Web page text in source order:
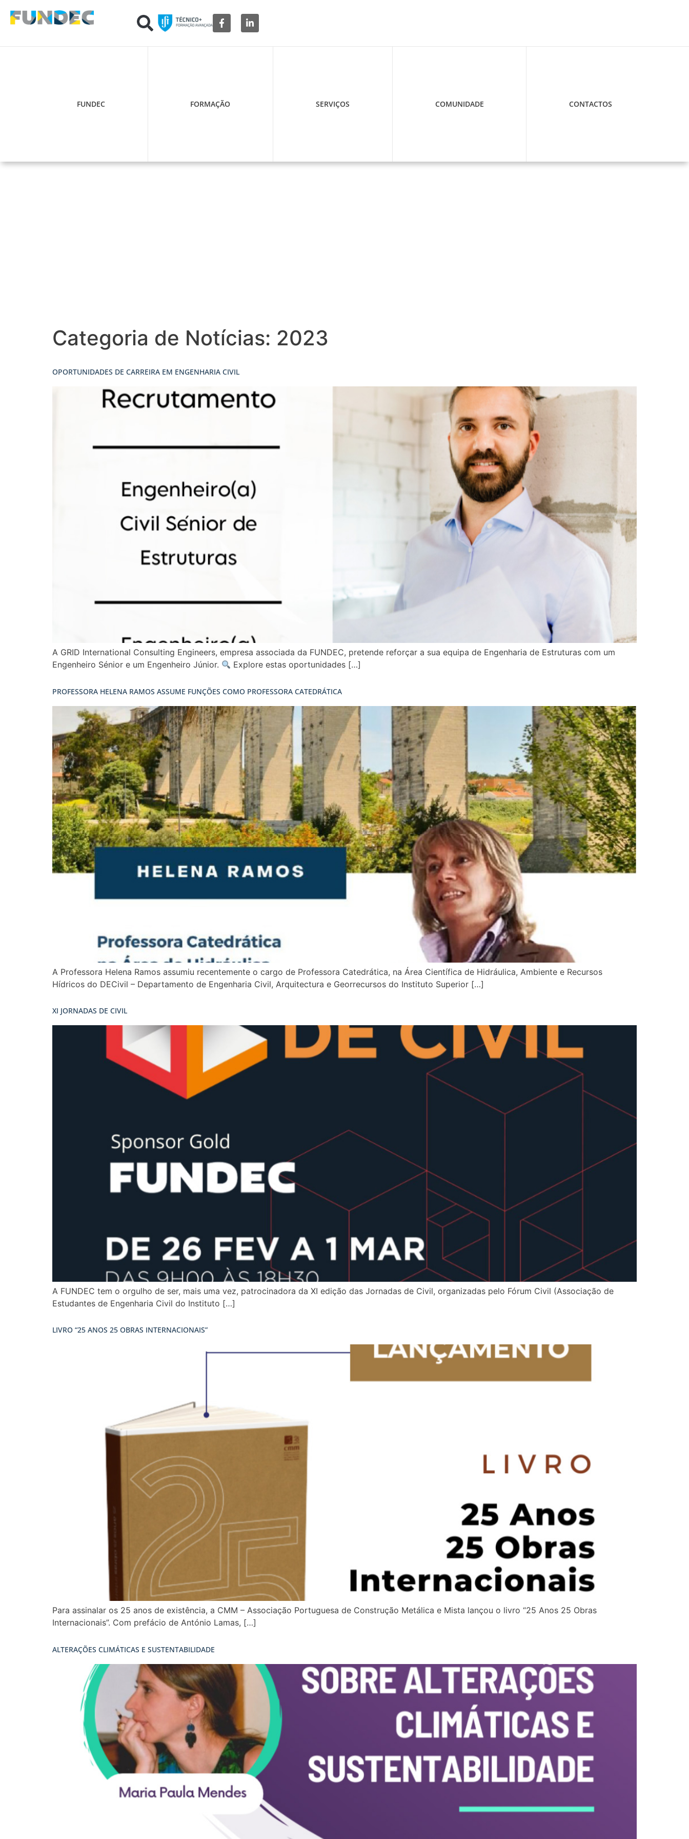
FUNDEC FORMAÇÃO SERVIÇOS COMUNIDADE CONTACTOS
Categoria de Notícias: 2023
OPORTUNIDADES DE CARREIRA EM ENGENHARIA CIVIL
A GRID International Consulting Engineers, empresa associada da FUNDEC, pretende reforçar a sua equipa de Engenharia de Estruturas com um
Engenheiro Sénior e um Engenheiro Júnior.
Explore estas oportunidades […]
PROFESSORA HELENA RAMOS ASSUME FUNÇÕES COMO PROFESSORA CATEDRÁTICA
A Professora Helena Ramos assumiu recentemente o cargo de Professora Catedrática, na Área Científica de Hidráulica, Ambiente e Recursos
Hídricos do DECivil – Departamento de Engenharia Civil, Arquitectura e Georrecursos do Instituto Superior […]
XI JORNADAS DE CIVIL
A FUNDEC tem o orgulho de ser, mais uma vez, patrocinadora da XI edição das Jornadas de Civil, organizadas pelo Fórum Civil (Associação de
Estudantes de Engenharia Civil do Instituto […]
LIVRO “25 ANOS 25 OBRAS INTERNACIONAIS”
Para assinalar os 25 anos de existência, a CMM – Associação Portuguesa de Construção Metálica e Mista lançou o livro “25 Anos 25 Obras
Internacionais”. Com prefácio de António Lamas, […]
ALTERAÇÕES CLIMÁTICAS E SUSTENTABILIDADE